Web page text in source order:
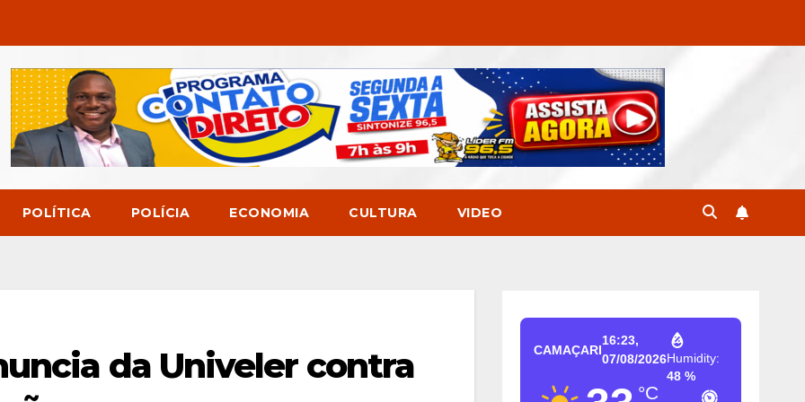
POLÍTICA POLÍCIA ECONOMIA CULTURA VIDEO
da Univeler contra
CAMAÇARI
16:23,
07/08/2026
°C
Humidity:
48 %